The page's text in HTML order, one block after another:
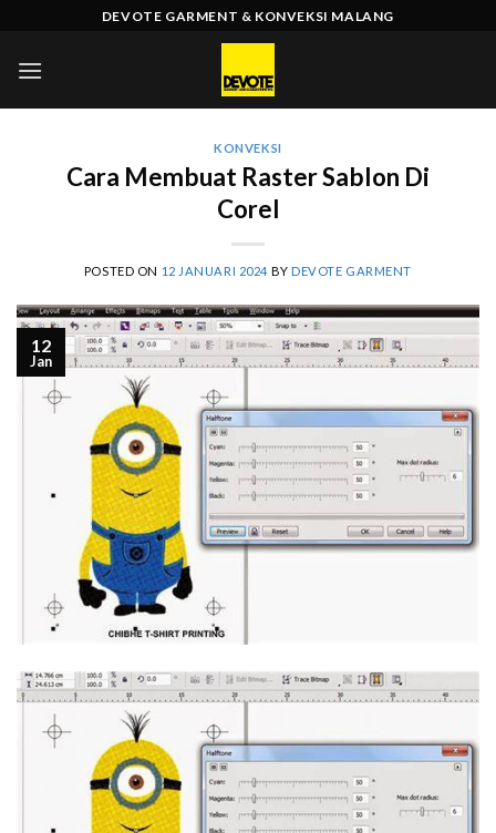
content
DEVOTE GARMENT & KONVEKSI MALANG
KONVEKSI
Cara Membuat Raster Sablon Di
Corel
POSTED ON 12 JANUARI 2024 BYDEVOTE GARMENT
12
Jan